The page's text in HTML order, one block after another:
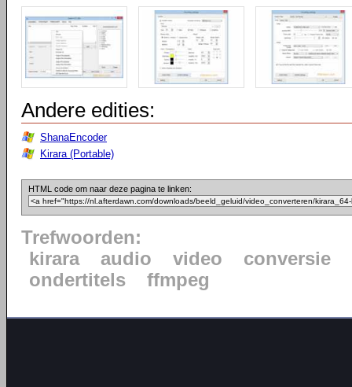
Andere edities:
ShanaEncoder
Kirara (Portable)
HTML code om naar deze pagina te linken:
Trefwoorden:
kirara
audio video
conversie
ondertitels
ffmpeg